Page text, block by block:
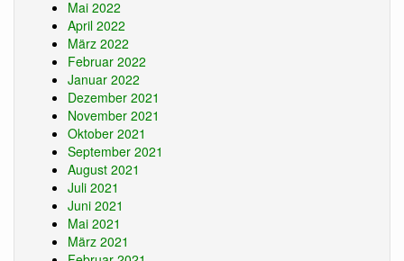
Mai 2022
April 2022
März 2022
Februar 2022
Januar 2022
Dezember 2021
November 2021
Oktober 2021
September 2021
August 2021
Juli 2021
Juni 2021
Mai 2021
März 2021